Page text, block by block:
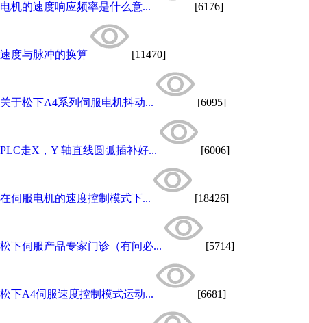
电机的速度响应频率是什么意... [6176]
速度与脉冲的换算 [11470]
关于松下A4系列伺服电机抖动... [6095]
PLC走X，Y 轴直线圆弧插补好... [6006]
在伺服电机的速度控制模式下... [18426]
松下伺服产品专家门诊（有问必... [5714]
松下A4伺服速度控制模式运动... [6681]